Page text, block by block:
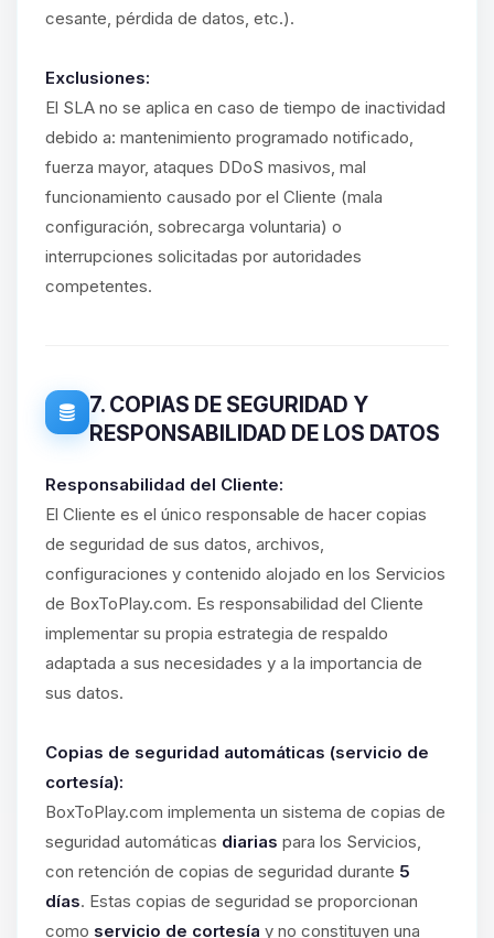
cesante, pérdida de datos, etc.).
Exclusiones:
El SLA no se aplica en caso de tiempo de inactividad
debido a: mantenimiento programado notificado,
fuerza mayor, ataques DDoS masivos, mal
funcionamiento causado por el Cliente (mala
configuración, sobrecarga voluntaria) o
interrupciones solicitadas por autoridades
competentes.
7. COPIAS DE SEGURIDAD Y
RESPONSABILIDAD DE LOS DATOS
Responsabilidad del Cliente:
El Cliente es el único responsable de hacer copias
de seguridad de sus datos, archivos,
configuraciones y contenido alojado en los Servicios
de BoxToPlay.com. Es responsabilidad del Cliente
implementar su propia estrategia de respaldo
adaptada a sus necesidades y a la importancia de
sus datos.
Copias de seguridad automáticas (servicio de
cortesía):
BoxToPlay.com implementa un sistema de copias de
seguridad automáticas diarias para los Servicios,
con retención de copias de seguridad durante 5
días. Estas copias de seguridad se proporcionan
como servicio de cortesía y no constituyen una